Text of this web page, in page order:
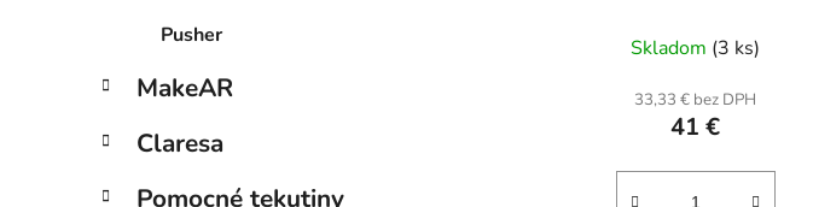
Pusher
MakeAR
Claresa
Pomocné tekutiny
Skladom (3 ks)
33,33 € bez DPH
41 €